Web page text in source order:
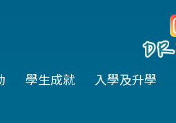
學生成就 入學及升學